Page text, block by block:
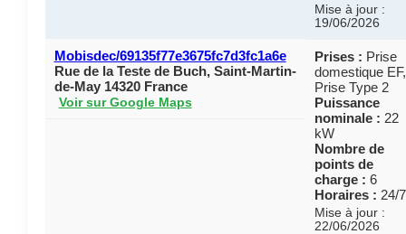
Mise à jour :
19/06/2026
Mobisdec/69135f77e3675fc7d3fc1a6e
Rue de la Teste de Buch, Saint-Martin-
de-May 14320 France
Voir sur Google Maps
Prises : Prise
domestique EF,
Prise Type 2
Puissance
nominale : 22
kW
Nombre de
points de
charge : 6
Horaires : 24/7
Mise à jour :
22/06/2026